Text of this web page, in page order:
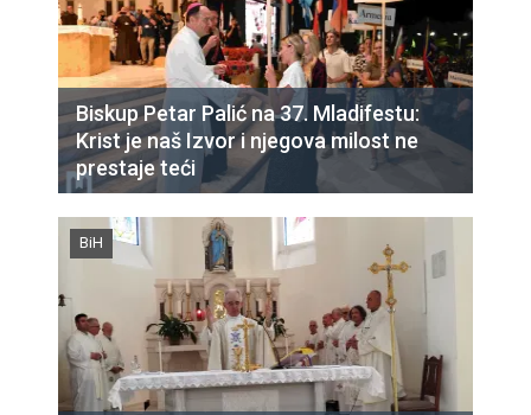
Biskup Petar Palić na 37. Mladifestu:
Krist je naš Izvor i njegova milost ne
prestaje teći
BiH